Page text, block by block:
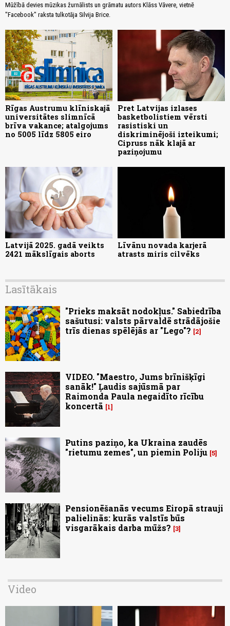
Mūžībā devies mūzikas žurnālists un grāmatu autors Klāss Vāvere, vietnē
"Facebook" raksta tulkotāja Silvija Brice.
Rīgas Austrumu klīniskajā
universitātes slimnīcā
brīva vakance; atalgojums
no 5005 līdz 5805 eiro
Pret Latvijas izlases
basketbolistiem vērsti
rasistiski un
diskriminējoši izteikumi;
Cipruss nāk klajā ar
paziņojumu
Latvijā 2025. gadā veikts
2421 mākslīgais aborts
Līvānu novada karjerā
atrasts miris cilvēks
Lasītākais
"Prieks maksāt nodokļus." Sabiedrība
sašutusi: valsts pārvaldē strādājošie
trīs dienas spēlējās ar "Lego"?
2
VIDEO. "Maestro, Jums brīnišķīgi
sanāk!" Ļaudis sajūsmā par
Raimonda Paula negaidīto rīcību
koncertā
1
Putins paziņo, ka Ukraina zaudēs
"rietumu zemes", un piemin Poliju 5
Pensionēšanās vecums Eiropā strauji
palielinās: kurās valstīs būs
visgarākais darba mūžs? 3
Video